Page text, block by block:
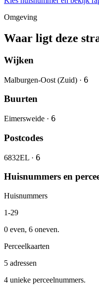
Omgeving
Waar ligt deze
Wijken
Malburgen-Oost (Zuid) · 6
Buurten
Eimersweide · 6
Postcodes
6832EL · 6
Huisnummers en
Huisnummers
1-29
0 even, 6 oneven.
Perceelkaarten
5 adressen
4 unieke perceelnummers.